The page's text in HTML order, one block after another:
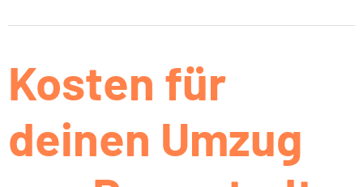
Kosten für
deinen Umzug